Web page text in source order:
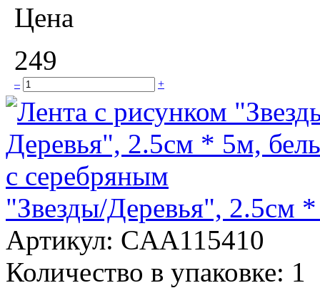
Цена
249
– +
"Звезды/Деревья", 2.5см
Артикул: CAA115410
Количество в упаковке: 1